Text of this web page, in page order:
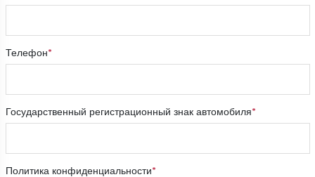
Телефон
Государственный регистрационный знак автомобиля
Политика конфиденциальности